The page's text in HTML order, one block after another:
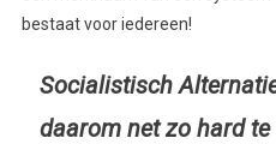
bestaat voor iedereen!
Socialistisch
daarom net zo hard